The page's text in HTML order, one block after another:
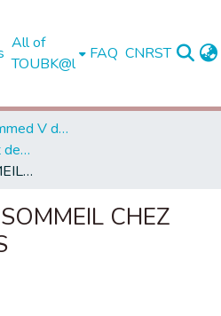
All of
TOUBK@l
FAQ CNRST
Université Mohammed V de Rabat
Faculté de Médecine et de Pharmacie - Rabat
TROUBLES DU SOMMEIL CHEZ LES ETUDIANTS
CHEZ